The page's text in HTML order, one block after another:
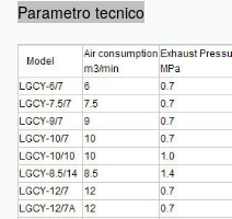
Parametro tecnico